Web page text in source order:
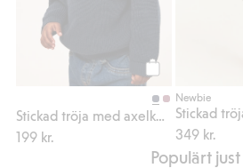
Köp
199 kr.
Newbie
Stickad
349 kr.
Populärt